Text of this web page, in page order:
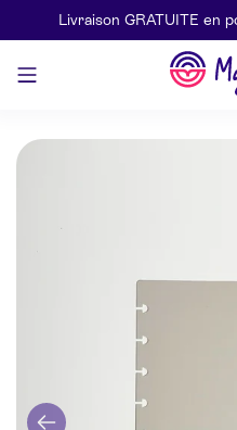
Aller au contenu
Livraison GRATUITE en
Mylibup